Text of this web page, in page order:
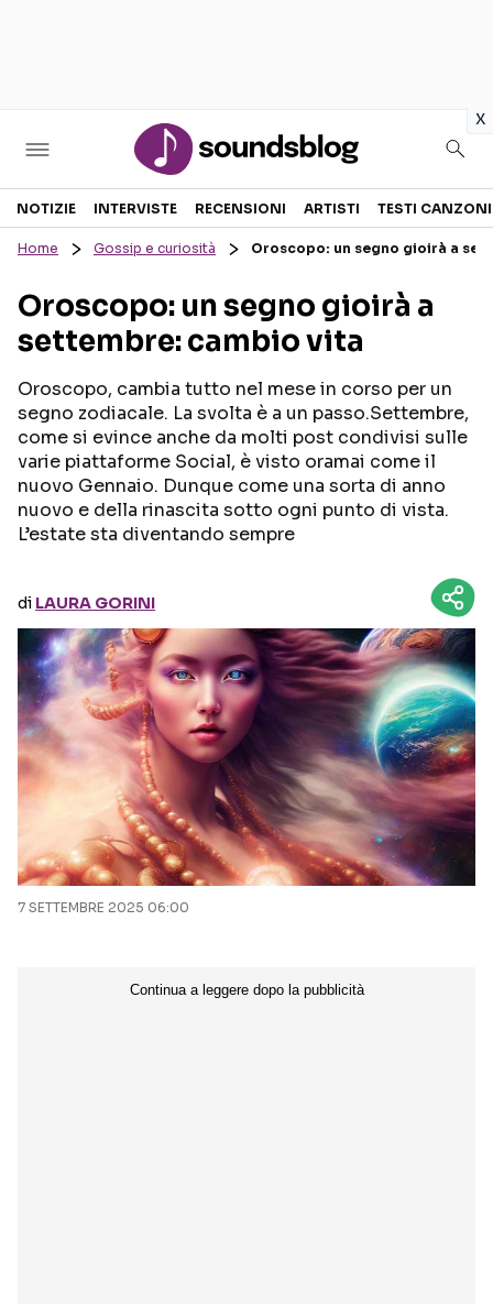
x
Sezioni
RECENSIONI MUSICALI
INTERVISTE
GOSSIP E CURIOSITÀ
TESTI CANZONI
TOUR ED EVENTI
TALENT SHOW
Seguici sui social
NOTIZIE INTERVISTE RECENSIONI ARTISTI TESTI CANZONI
Home Gossip e curiosità Oroscopo: un segno gioirà a
Oroscopo: un segno gioirà a
settembre: cambio vita
Oroscopo, cambia tutto nel mese in corso per un
segno zodiacale. La svolta è a un passo.Settembre,
come si evince anche da molti post condivisi sulle
varie piattaforme Social, è visto oramai come il
nuovo Gennaio. Dunque come una sorta di anno
nuovo e della rinascita sotto ogni punto di vista.
L’estate sta diventando sempre
di LAURA GORINI
7 SETTEMBRE 2025 06:00